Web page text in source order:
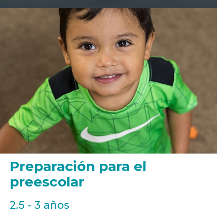
Preparación para el
preescolar
2.5 - 3 años